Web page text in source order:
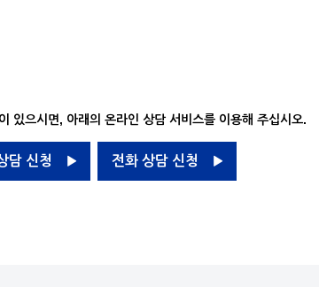
있으시면, 아래의 온라인 상담 서비스를 이용해 주십시오.
담 신청 전화 상담 신청